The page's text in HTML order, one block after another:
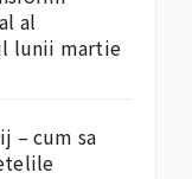
al
lunii martie
– cum sa